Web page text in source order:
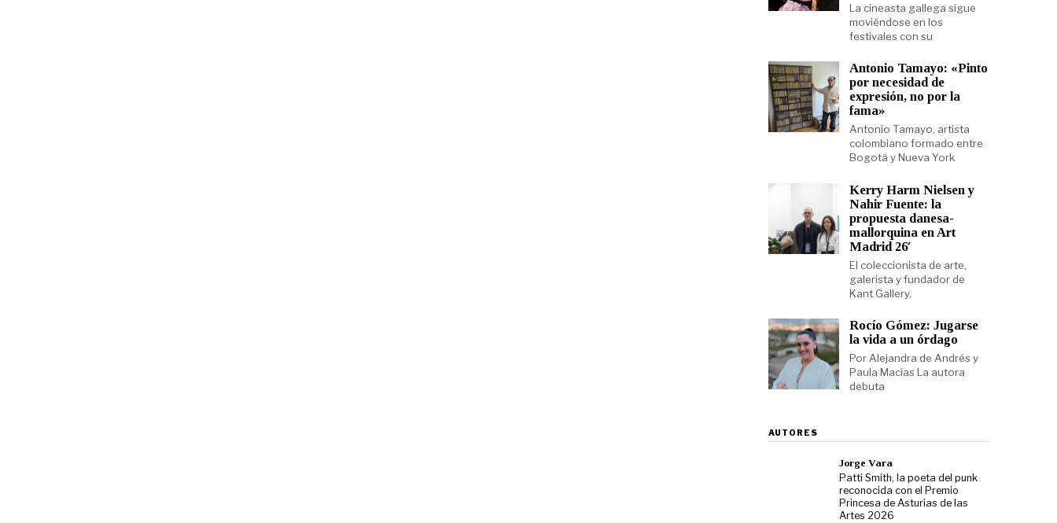
La cineasta gallega sigue
moviéndose en los
festivales con su
Antonio Tamayo: «Pinto
por necesidad de
expresión, no por la
fama»
Antonio Tamayo, artista
colombiano formado entre
Bogotá y Nueva York
Kerry Harm Nielsen y
Nahir Fuente: la
propuesta danesa-
mallorquina en Art
Madrid 26′
El coleccionista de arte,
galerista y fundador de
Kant Gallery,
Rocío Gómez: Jugarse
la vida a un órdago
Por Alejandra de Andrés y
Paula Macías La autora
debuta
AUTORES
Jorge Vara
Patti Smith, la poeta del punk
reconocida con el Premio
Princesa de Asturias de las
Artes 2026